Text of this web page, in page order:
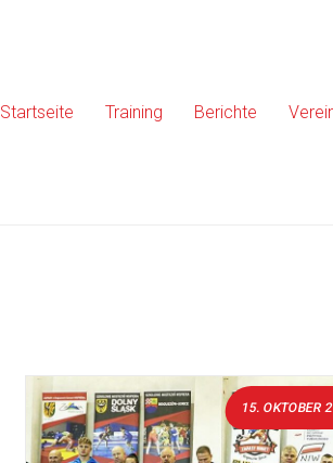
Startseite Training Berichte
15. OKTOBER